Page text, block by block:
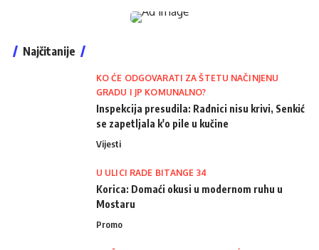
Najčitanije
KO ĆE ODGOVARATI ZA ŠTETU NAČINJENU
GRADU I JP KOMUNALNO?
Inspekcija presudila: Radnici nisu krivi, Senkić
se zapetljala k'o pile u kučine
Vijesti
U ULICI RADE BITANGE 34
Korica: Domaći okusi u modernom ruhu u
Mostaru
Promo